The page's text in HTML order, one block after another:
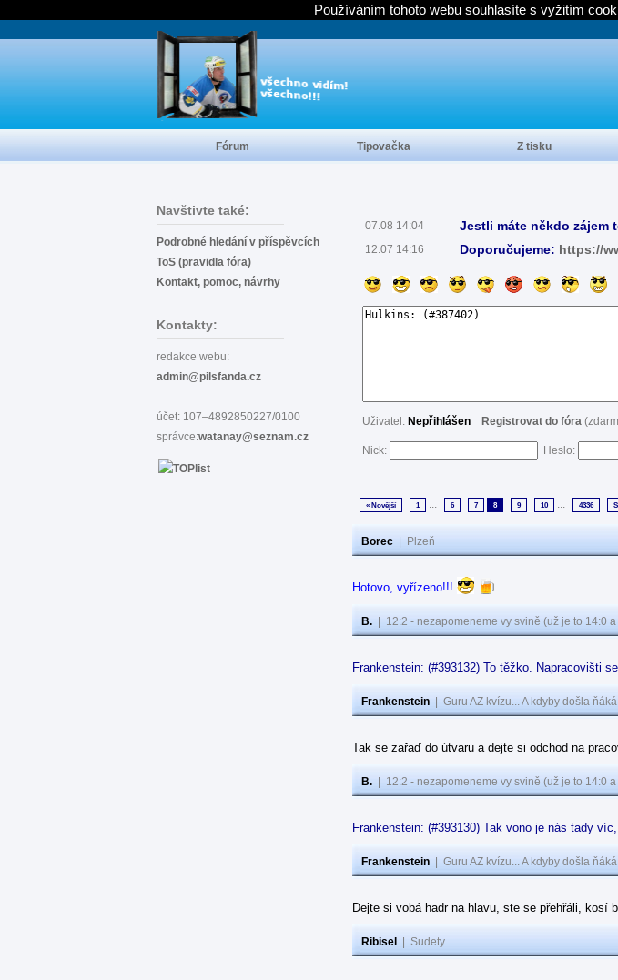
Navštivte také:
Podrobné hledání v příspěvcích
ToS (pravidla fóra)
Kontakt, pomoc, návrhy
Kontakty:
redakce webu:
admin@pilsfanda.cz
účet: 107–4892850227/0100
správce:watanay@seznam.cz
07.08 14:04 Jestli máte někdo zájem
12.07 14:16 Doporučujeme: https://
Uživatel: Nepřihlášen Registrovat do fóra
Nick: Heslo:
« Novější 1 ... 6 7 8 9 10 ... 4336
Borec Plzeň
Hotovo, vyřízeno!!!
B. 12:2 - nezapomeneme vy svině (už je to 14:0
Frankenstein: (#393132) To těžko. Napracovišti
Frankenstein Guru AZ kvízu... A kdyby došla
Tak se zařaď do útvaru a dejte si odchod na
B. 12:2 - nezapomeneme vy svině (už je to 14:0
Frankenstein: (#393130) Tak vono je nás tady
Frankenstein Guru AZ kvízu... A kdyby došla
Dejte si vobá hadr na hlavu, ste se přehřáli, kosí
Ribisel Sudety
Fórum Tipovačka Z tisku
Používáním tohoto webu souhlasíte s vyžitím